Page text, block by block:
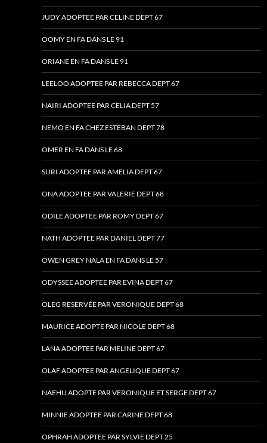
JUDY ADOPTEE PAR CELINE DEPT 67
OOMY EN FA DANS LE 91
ORIANE EN FA DANS LE 91
LEELOO ADOPTEE PAR REBECCA DEPT 67
NAIRI ADOPTEE PAR CELIA DEPT 57
NEMO EN FA CHEZ ESTEBAN DEPT 78
OMER EN FA DANS LE 68
SURI ADOPTEE PAR AMELIA DEPT 67
ONA ADOPTEE PAR VALERIE DEPT 68
ODILE ADOPTEE PAR ROMY DEPT 67
NATH ADOPTEE PAR DANIEL DEPT 77
OWEN GREY NALA EN FA DANS LE 57
ODYSSEE ADOPTEE PAR EVINA DEPT 67
OLEG RESERVÉE PAR VERONIQUE DEPT 68
MAURICE ADOPTE PAR NICOLE DEPT 68
LANA ADOPTEE PAR MELINE DEPT 67
OLAF ADOPTEE PAR ANGELIQUE DEPT 67
NAEHU ADOPTE PAR VERONIQUE ET SERGE DEPT 67
MINNIE ADOPTEE PAR CARINE DEPT 68
OPHRAH ADOPTEE PAR SYLVIE DEPT 25